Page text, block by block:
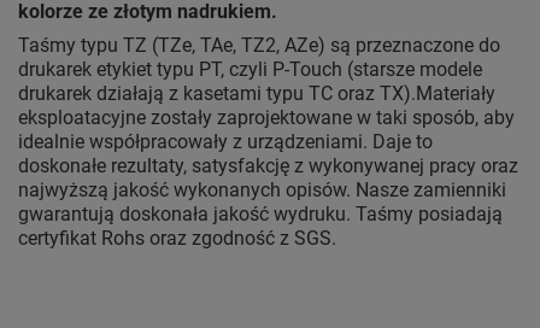
kolorze ze złotym nadrukiem.
Taśmy typu TZ (TZe, TAe, TZ2, AZe) są przeznaczone do
drukarek etykiet typu PT, czyli P-Touch (starsze modele
drukarek działają z kasetami typu TC oraz TX).Materiały
eksploatacyjne zostały zaprojektowane w taki sposób, aby
idealnie współpracowały z urządzeniami. Daje to
doskonałe rezultaty, satysfakcję z wykonywanej pracy oraz
najwyższą jakość wykonanych opisów. Nasze zamienniki
gwarantują doskonała jakość wydruku. Taśmy posiadają
certyfikat Rohs oraz zgodność z SGS.